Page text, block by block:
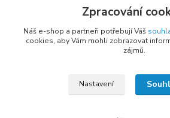
Zákostelí 83
783 44 Náměšť na Hané
Zpracování
Náš e-shop a partneři potřebují Váš
cookies, aby Vám mohli zobrazovat
zájmů.
Nastavení